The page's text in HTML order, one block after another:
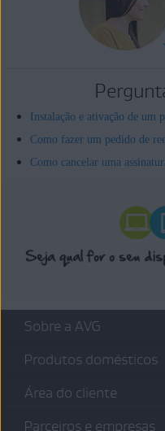
Instalação e ativação de um
Como fazer um pedido de
Como cancelar uma
Sobre a AVG
Produtos domésticos
Área do cliente
Parceiros e empresas